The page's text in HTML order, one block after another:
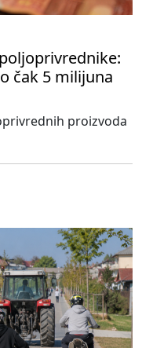
čak 5 milijuna
proizvoda